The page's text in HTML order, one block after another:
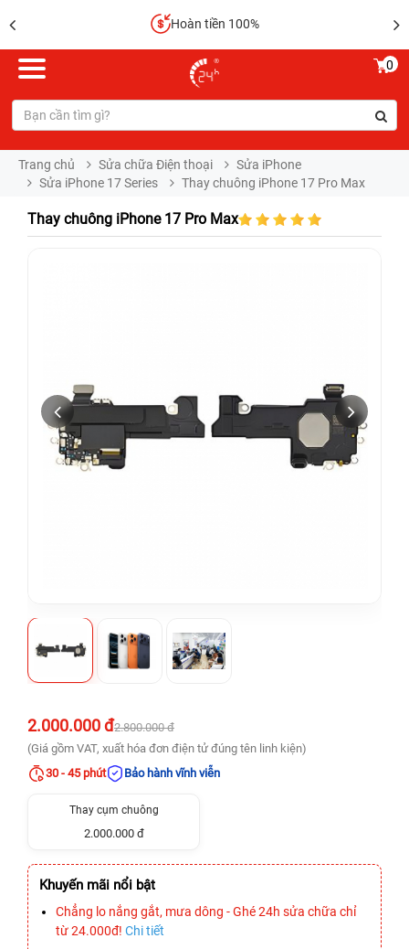
Hoàn tiền 100%
0
Trang chủ Sửa chữa Điện thoại
Sửa iPhone
Sửa iPhone 17 Series
Thay chuông iPhone 17 Pro Max
Thay chuông iPhone 17 Pro Max
2.000.000 đ2.800.000 đ
(Giá gồm VAT, xuất hóa đơn điện tử đúng tên linh kiện)
30 - 45 phút
Bảo hành vĩnh viễn
Thay cụm chuông
2.000.000 đ
Khuyến mãi nổi bật
Chẳng lo nắng gắt, mưa dông - Ghé 24h sửa chữa chỉ
từ 24.000đ! Chi tiết